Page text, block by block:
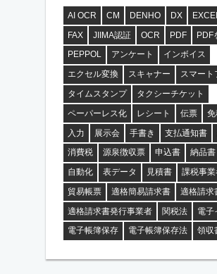
AI OCR CM DENHO DX
FAX
JIIMA認証 OCR PDF
PDF
PEPPOL
アンケート
インボイス
エクセル変換
スキャナー
スマート
タイムスタンプ
タクシーチケット
ペーパーレス化
レシート 伝票
入力
展示会 手書き 支払通知書
消費税
源泉徴収票 申込書 納品書
自動化
表データ 見積書
課税事
貿易帳票
適格簡易請求書
適格請求
適格請求書発行事業者
関税法
電子
電子帳簿保存
電子帳簿保存法 領収